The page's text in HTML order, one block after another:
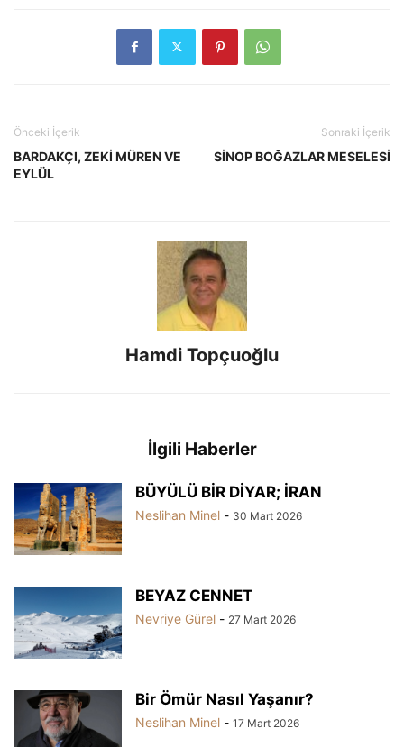
Önceki İçerik
BARDAKÇI, ZEKİ MÜREN VE
EYLÜL
Sonraki İçerik
SİNOP BOĞAZLAR MESELESİ
Hamdi Topçuoğlu
İlgili Haberler
BÜYÜLÜ BİR DİYAR; İRAN
Neslihan Minel - 30 Mart 2026
BEYAZ CENNET
Nevriye Gürel - 27 Mart 2026
Bir Ömür Nasıl Yaşanır?
Neslihan Minel - 17 Mart 2026